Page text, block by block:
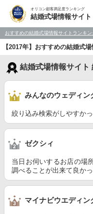
オリコン顧客満足度ランキング
結婚式場情報サイト
おすすめの結婚式場情報サイトランキン
【2017年】おすすめの結婚式
結婚式場情報サイト
みんなのウェディン
絞り込み検索がしやすか
ゼクシィ
当日お伺いするお店の場
調べることが出来て良か
マイナビウエディン